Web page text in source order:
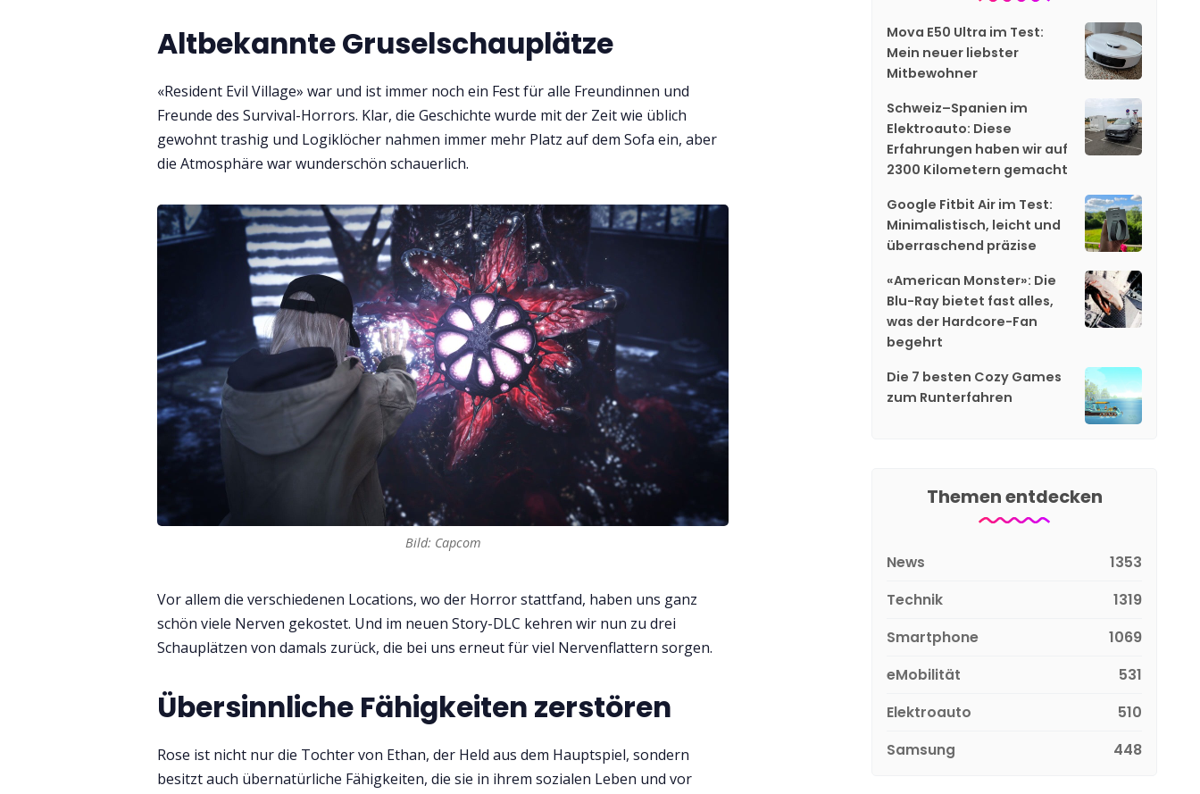
Altbekannte Gruselschauplätze
«Resident Evil Village» war und ist immer noch ein Fest für alle Freundinnen und
Freunde des Survival-Horrors. Klar, die Geschichte wurde mit der Zeit wie üblich
gewohnt trashig und Logiklöcher nahmen immer mehr Platz auf dem Sofa ein, aber
die Atmosphäre war wunderschön schauerlich.
Bild: Capcom
Vor allem die verschiedenen Locations, wo der Horror stattfand, haben uns ganz
schön viele Nerven gekostet. Und im neuen Story-DLC kehren wir nun zu drei
Schauplätzen von damals zurück, die bei uns erneut für viel Nervenflattern sorgen.
Übersinnliche Fähigkeiten zerstören
Rose ist nicht nur die Tochter von Ethan, der Held aus dem Hauptspiel, sondern
besitzt auch übernatürliche Fähigkeiten, die sie in ihrem sozialen Leben und vor
Mova E50 Ultra im Test:
Mein neuer liebster
Mitbewohner
Schweiz–Spanien im
Elektroauto: Diese
Erfahrungen haben wir auf
2300 Kilometern gemacht
Google Fitbit Air im Test:
Minimalistisch, leicht und
überraschend präzise
«American Monster»: Die
Blu-Ray bietet fast alles,
was der Hardcore-Fan
begehrt
Die 7 besten Cozy Games
zum Runterfahren
Themen entdecken
News
1353
Technik
1319
Smartphone
1069
eMobilität
531
Elektroauto
510
Samsung
448